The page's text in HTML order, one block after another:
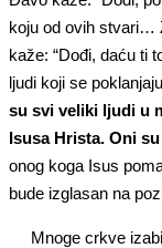
koju od ovih stvari…
kaže: “Dođi, daću ti
ljudi koji se
su svi veliki ljudi u
Isusa Hrista. Oni
onog koga Isus
bude izglasan na
Mnoge crkve